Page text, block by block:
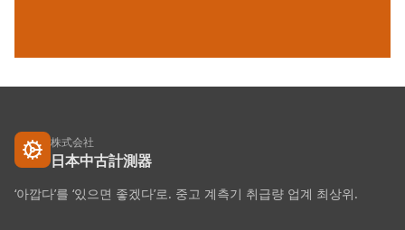
株式会社
日本中古計測器
‘아깝다’를 ‘있으면 좋겠다’로. 중고 계측기 취급량 업계 최상위.